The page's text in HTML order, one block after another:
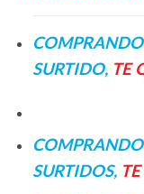
SURTIDO, TE
SURTIDOS,